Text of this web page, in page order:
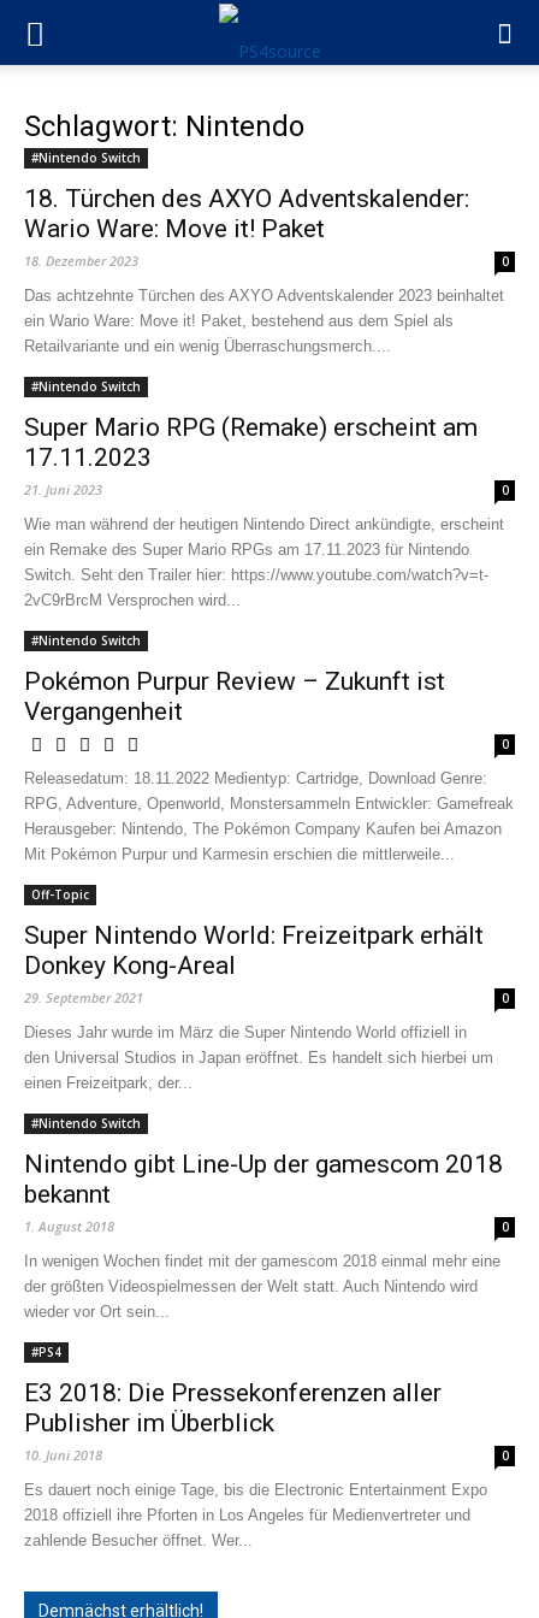
Schlagwort: Nintendo
#Nintendo Switch
18. Türchen des AXYO Adventskalender:
Wario Ware: Move it! Paket
18. Dezember 2023 0
Das achtzehnte Türchen des AXYO Adventskalender 2023 beinhaltet
ein Wario Ware: Move it! Paket, bestehend aus dem Spiel als
Retailvariante und ein wenig Überraschungsmerch....
#Nintendo Switch
Super Mario RPG (Remake) erscheint am
17.11.2023
21. Juni 2023 0
Wie man während der heutigen Nintendo Direct ankündigte, erscheint
ein Remake des Super Mario RPGs am 17.11.2023 für Nintendo
Switch. Seht den Trailer hier: https://www.youtube.com/watch?v=t-
2vC9rBrcM Versprochen wird...
#Nintendo Switch
Pokémon Purpur Review – Zukunft ist
Vergangenheit
0
Releasedatum: 18.11.2022 Medientyp: Cartridge, Download Genre:
RPG, Adventure, Openworld, Monstersammeln Entwickler: Gamefreak
Herausgeber: Nintendo, The Pokémon Company Kaufen bei Amazon
Mit Pokémon Purpur und Karmesin erschien die mittlerweile...
Off-Topic
Super Nintendo World: Freizeitpark erhält
Donkey Kong-Areal
29. September 2021 0
Dieses Jahr wurde im März die Super Nintendo World offiziell in
den Universal Studios in Japan eröffnet. Es handelt sich hierbei um
einen Freizeitpark, der...
#Nintendo Switch
Nintendo gibt Line-Up der gamescom 2018
bekannt
1. August 2018 0
In wenigen Wochen findet mit der gamescom 2018 einmal mehr eine
der größten Videospielmessen der Welt statt. Auch Nintendo wird
wieder vor Ort sein...
#PS4
E3 2018: Die Pressekonferenzen aller
Publisher im Überblick
10. Juni 2018 0
Es dauert noch einige Tage, bis die Electronic Entertainment Expo
2018 offiziell ihre Pforten in Los Angeles für Medienvertreter und
zahlende Besucher öffnet. Wer...
Demnächst erhältlich!